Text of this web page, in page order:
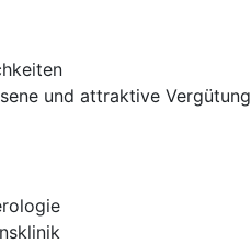
und attraktive Vergütung